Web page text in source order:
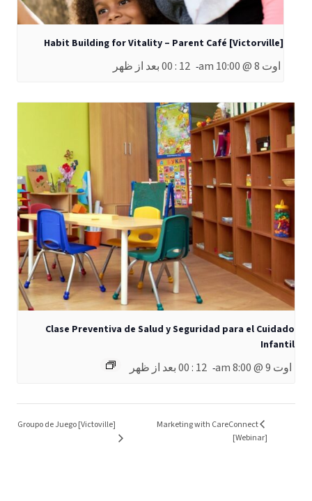
Habit Building for Vitality – Parent Café [Victorville]
اوت 8 @ 10:00 am - 12 : 00 بعد از ظهر
Clase Preventiva de Salud y Seguridad para el Cuidado
Infantil
اوت 9 @ 8:00 am - 12 : 00 بعد از ظهر
Marketing with CareConnect
[Webinar]
Groupo de Juego [Victoville]